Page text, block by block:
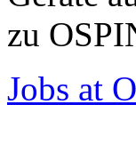
zu
Jobs at